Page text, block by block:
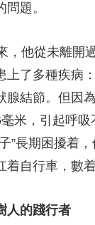
問題。
，他從未離開
上了多種疾病
腺結節。但因
米，引起呼
”長期困擾着
着自行車，數
人的踐行者